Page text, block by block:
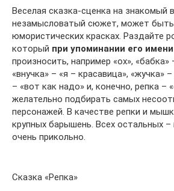
Веселая сказка-сценка на знакомый
незамысловатый сюжет, может быть
юмористических красках. Раздайте
который при упоминании его имени
произносить, например «ох», «бабка»
«внучка» – «я – красавица», «жучка»
– «вот как надо» и, конечно, репка –
желательно подбирать самых
персонажей. В качестве репки и
крупных барышень. Всех остальных
очень прикольно.
Сказка «Репка»